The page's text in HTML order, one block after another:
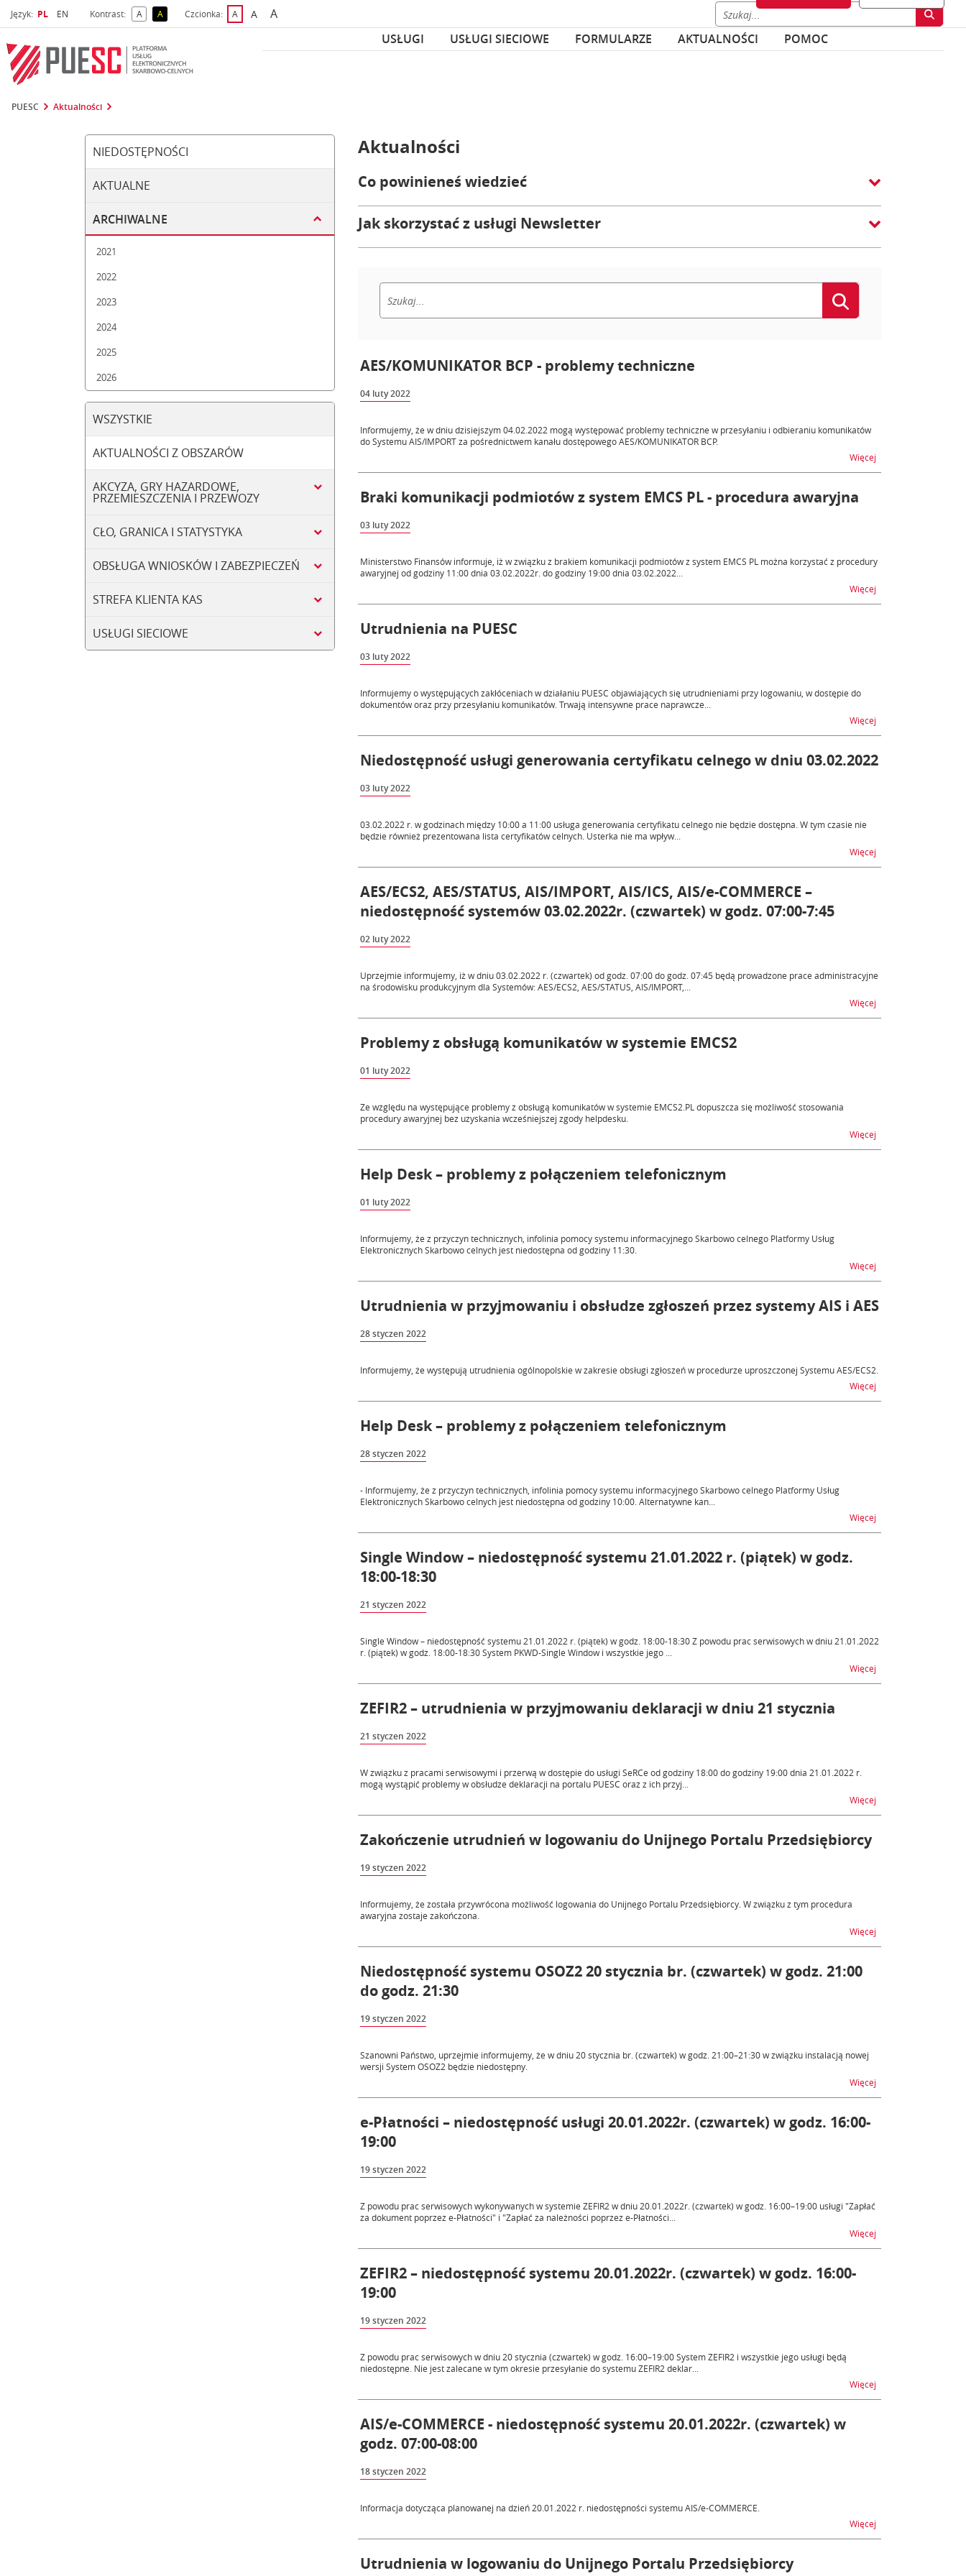
Język: Wybrany język
PL Wybierz język
EN Kontrast: Akontrast domyślny
Akontrast żółty tekst na czarnym tle
Czcionka: Adomyślna czcionka
Awiększa czcionka
Anajwiększa czcionka
USŁUGI
USŁUGI SIECIOWE FORMULARZE AKTUALNOŚCI POMOC
PUESC Aktualności
NIEDOSTĘPNOŚCI
AKTUALNE
ARCHIWALNE
2021
2022
2023
2024
2025
2026
WSZYSTKIE
AKTUALNOŚCI Z OBSZARÓW
AKCYZA, GRY HAZARDOWE,
PRZEMIESZCZENIA I PRZEWOZY
CŁO, GRANICA I STATYSTYKA
OBSŁUGA WNIOSKÓW I ZABEZPIECZEŃ
STREFA KLIENTA KAS
USŁUGI SIECIOWE
Aktualności
Co powinieneś wiedzieć
Jak skorzystać z usługi Newsletter
AES/KOMUNIKATOR BCP - problemy techniczne
04 luty 2022
Informujemy, że w dniu dzisiejszym 04.02.2022 mogą występować problemy techniczne w przesyłaniu i odbieraniu komunikatów
do Systemu AIS/IMPORT za pośrednictwem kanału dostępowego AES/KOMUNIKATOR BCP.
Więcej
Braki komunikacji podmiotów z system EMCS PL - procedura awaryjna
03 luty 2022
Ministerstwo Finansów informuje, iż w związku z brakiem komunikacji podmiotów z system EMCS PL można korzystać z procedury
awaryjnej od godziny 11:00 dnia 03.02.2022r. do godziny 19:00 dnia 03.02.2022...
Więcej
Utrudnienia na PUESC
03 luty 2022
Informujemy o występujących zakłóceniach w działaniu PUESC objawiających się utrudnieniami przy logowaniu, w dostępie do
dokumentów oraz przy przesyłaniu komunikatów. Trwają intensywne prace naprawcze...
Więcej
Niedostępność usługi generowania certyfikatu celnego w dniu 03.02.2022
03 luty 2022
03.02.2022 r. w godzinach między 10:00 a 11:00 usługa generowania certyfikatu celnego nie będzie dostępna. W tym czasie nie
będzie również prezentowana lista certyfikatów celnych. Usterka nie ma wpływ...
Więcej
AES/ECS2, AES/STATUS, AIS/IMPORT, AIS/ICS, AIS/e-COMMERCE –
niedostępność systemów 03.02.2022r. (czwartek) w godz. 07:00-7:45
02 luty 2022
Uprzejmie informujemy, iż w dniu 03.02.2022 r. (czwartek) od godz. 07:00 do godz. 07:45 będą prowadzone prace administracyjne
na środowisku produkcyjnym dla Systemów: AES/ECS2, AES/STATUS, AIS/IMPORT,...
Więcej
Problemy z obsługą komunikatów w systemie EMCS2
01 luty 2022
Ze względu na występujące problemy z obsługą komunikatów w systemie EMCS2.PL dopuszcza się możliwość stosowania
procedury awaryjnej bez uzyskania wcześniejszej zgody helpdesku.
Więcej
Help Desk – problemy z połączeniem telefonicznym
01 luty 2022
Informujemy, że z przyczyn technicznych, infolinia pomocy systemu informacyjnego Skarbowo celnego Platformy Usług
Elektronicznych Skarbowo celnych jest niedostępna od godziny 11:30.
Więcej
Utrudnienia w przyjmowaniu i obsłudze zgłoszeń przez systemy AIS i AES
28 styczen 2022
Informujemy, że występują utrudnienia ogólnopolskie w zakresie obsługi zgłoszeń w procedurze uproszczonej Systemu AES/ECS2.
Więcej
Help Desk – problemy z połączeniem telefonicznym
28 styczen 2022
- Informujemy, że z przyczyn technicznych, infolinia pomocy systemu informacyjnego Skarbowo celnego Platformy Usług
Elektronicznych Skarbowo celnych jest niedostępna od godziny 10:00. Alternatywne kan...
Więcej
Single Window – niedostępność systemu 21.01.2022 r. (piątek) w godz.
18:00-18:30
21 styczen 2022
Single Window – niedostępność systemu 21.01.2022 r. (piątek) w godz. 18:00-18:30 Z powodu prac serwisowych w dniu 21.01.2022
r. (piątek) w godz. 18:00-18:30 System PKWD-Single Window i wszystkie jego ...
Więcej
ZEFIR2 – utrudnienia w przyjmowaniu deklaracji w dniu 21 stycznia
21 styczen 2022
W związku z pracami serwisowymi i przerwą w dostępie do usługi SeRCe od godziny 18:00 do godziny 19:00 dnia 21.01.2022 r.
mogą wystąpić problemy w obsłudze deklaracji na portalu PUESC oraz z ich przyj...
Więcej
Zakończenie utrudnień w logowaniu do Unijnego Portalu Przedsiębiorcy
19 styczen 2022
Informujemy, że została przywrócona możliwość logowania do Unijnego Portalu Przedsiębiorcy. W związku z tym procedura
awaryjna zostaje zakończona.
Więcej
Niedostępność systemu OSOZ2 20 stycznia br. (czwartek) w godz. 21:00
do godz. 21:30
19 styczen 2022
Szanowni Państwo, uprzejmie informujemy, że w dniu 20 stycznia br. (czwartek) w godz. 21:00–21:30 w związku instalacją nowej
wersji System OSOZ2 będzie niedostępny.
Więcej
e-Płatności – niedostępność usługi 20.01.2022r. (czwartek) w godz. 16:00-
19:00
19 styczen 2022
Z powodu prac serwisowych wykonywanych w systemie ZEFIR2 w dniu 20.01.2022r. (czwartek) w godz. 16:00–19:00 usługi "Zapłać
za dokument poprzez e-Płatności" i "Zapłać za należności poprzez e-Płatności...
Więcej
ZEFIR2 – niedostępność systemu 20.01.2022r. (czwartek) w godz. 16:00-
19:00
19 styczen 2022
Z powodu prac serwisowych w dniu 20 stycznia (czwartek) w godz. 16:00–19:00 System ZEFIR2 i wszystkie jego usługi będą
niedostępne. Nie jest zalecane w tym okresie przesyłanie do systemu ZEFIR2 deklar...
Więcej
AIS/e-COMMERCE - niedostępność systemu 20.01.2022r. (czwartek) w
godz. 07:00-08:00
18 styczen 2022
Informacja dotycząca planowanej na dzień 20.01.2022 r. niedostępności systemu AIS/e-COMMERCE.
Więcej
Utrudnienia w logowaniu do Unijnego Portalu Przedsiębiorcy